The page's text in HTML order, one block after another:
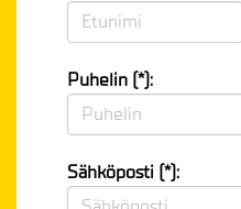
Puhelin (*):
Sähköposti (*):